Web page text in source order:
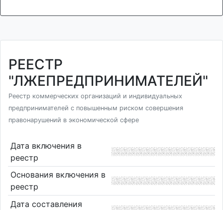
РЕЕСТР
"ЛЖЕПРЕДПРИНИМАТЕЛЕЙ"
Реестр коммерческих организаций и индивидуальных
предпринимателей с повышенным риском совершения
правонарушений в экономической сфере
Дата включения в
реестр
Основания включения в
реестр
Дата составления